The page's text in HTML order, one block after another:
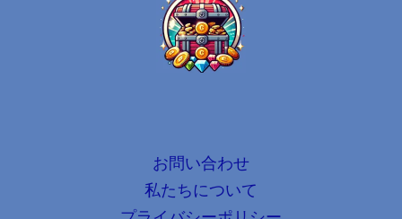
お問い合わせ
私たちについて